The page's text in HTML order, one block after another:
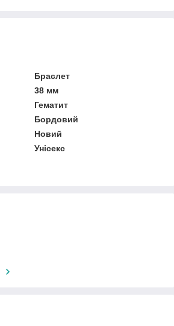
Браслет
38 мм
Гематит
Бордовий
Новий
Унісекс